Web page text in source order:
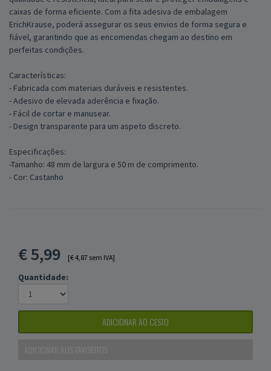
caixas de forma eficiente. Com a fita adesiva de embalagem
ErichKrause, poderá assegurar os seus envios de forma segura e
fiável, garantindo que as encomendas chegam ao destino em
perfeitas condições.
Características:
- Fabricada com materiais duráveis e resistentes.
- Adesivo de elevada aderência e fixação.
- Fácil de cortar e manusear.
- Design transparente para um aspeto discreto.
Especificações:
-Tamanho: 48 mm de largura e 50 m de comprimento.
- Cor: Castanho
€5,99 [€ 4,87 sem IVA]
Quantidade:
ADICIONAR AO CESTO
ADICIONAR AOS FAVORITOS